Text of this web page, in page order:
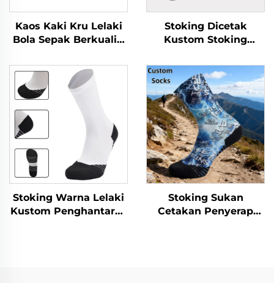
Kaos Kaki Kru Lelaki
Bola Sepak Berkualiti
Kaki Sublimasi Sukan
Stoking Dicetak
Kustom Stoking
Premium Stoking
Dicetak 3D
Stoking Warna Lelaki
Kustom Penghantaran
Stoking Sukan
Cetakan Penyerap